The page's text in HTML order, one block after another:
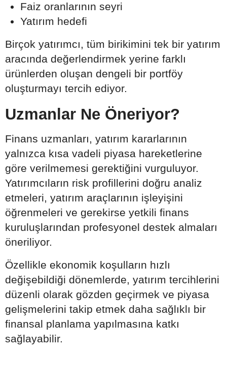
Faiz oranlarının seyri
Yatırım hedefi
Birçok yatırımcı, tüm birikimini tek bir yatırım
aracında değerlendirmek yerine farklı
ürünlerden oluşan dengeli bir portföy
oluşturmayı tercih ediyor.
Uzmanlar Ne Öneriyor?
Finans uzmanları, yatırım kararlarının
yalnızca kısa vadeli piyasa hareketlerine
göre verilmemesi gerektiğini vurguluyor.
Yatırımcıların risk profillerini doğru analiz
etmeleri, yatırım araçlarının işleyişini
öğrenmeleri ve gerekirse yetkili finans
kuruluşlarından profesyonel destek almaları
öneriliyor.
Özellikle ekonomik koşulların hızlı
değişebildiği dönemlerde, yatırım tercihlerini
düzenli olarak gözden geçirmek ve piyasa
gelişmelerini takip etmek daha sağlıklı bir
finansal planlama yapılmasına katkı
sağlayabilir.